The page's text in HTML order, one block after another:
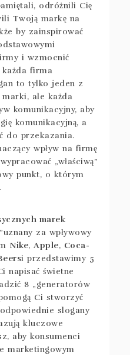
odróżnili Cię
Twoją markę na
by zainspirować
i wzmocnić
firma
to tylko jeden z
ale każda
komunikacyjny, aby
komunikacyjną, a
do przekazania.
wpływ na firmę
„właściwą”
punkt, o którym
marek
”uznany za wpływowy
Nike, Apple, Coca-
i przedstawimy 5
napisać świetne
8 „generatorów
Ci stworzyć
slogany
kluczowe
aby konsumenci
marketingowym